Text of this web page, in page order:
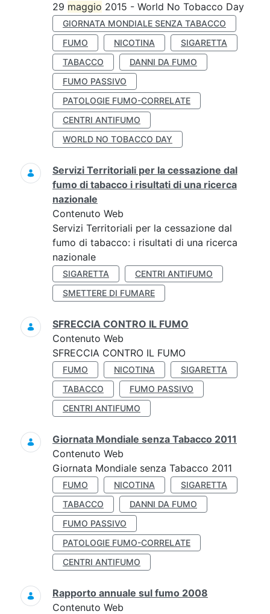
29 maggio 2015 - World No Tobacco Day
GIORNATA MONDIALE SENZA TABACCO
FUMO
NICOTINA
SIGARETTA
TABACCO
DANNI DA FUMO
FUMO PASSIVO
PATOLOGIE FUMO-CORRELATE
CENTRI ANTIFUMO
WORLD NO TOBACCO DAY
Servizi Territoriali per la cessazione dal
fumo di tabacco i risultati di una ricerca
nazionale
Contenuto Web
Servizi Territoriali per la cessazione dal
fumo di tabacco: i risultati di una ricerca
nazionale
SIGARETTA
CENTRI ANTIFUMO
SMETTERE DI FUMARE
SFRECCIA CONTRO IL FUMO
Contenuto Web
SFRECCIA CONTRO IL FUMO
FUMO NICOTINA
SIGARETTA
TABACCO
FUMO PASSIVO
CENTRI ANTIFUMO
Giornata Mondiale senza Tabacco 2011
Contenuto Web
Giornata Mondiale senza Tabacco 2011
FUMO NICOTINA
SIGARETTA
TABACCO
DANNI DA FUMO
FUMO PASSIVO
PATOLOGIE FUMO-CORRELATE
CENTRI ANTIFUMO
Rapporto annuale sul fumo 2008
Contenuto Web